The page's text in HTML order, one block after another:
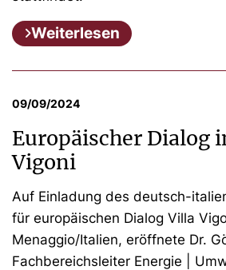
Weiterlesen
09/09/2024
Europäischer Dialog
Vigoni
Auf Einladung des deutsch-
für europäischen Dialog Villa
Menaggio/Italien, eröffnete Dr.
Fachbereichsleiter Energie |